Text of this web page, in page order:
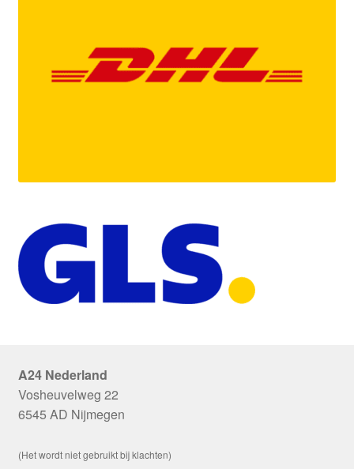
A24 Nederland
Vosheuvelweg 22
6545 AD Nijmegen
(Het wordt niet gebruikt bij klachten)